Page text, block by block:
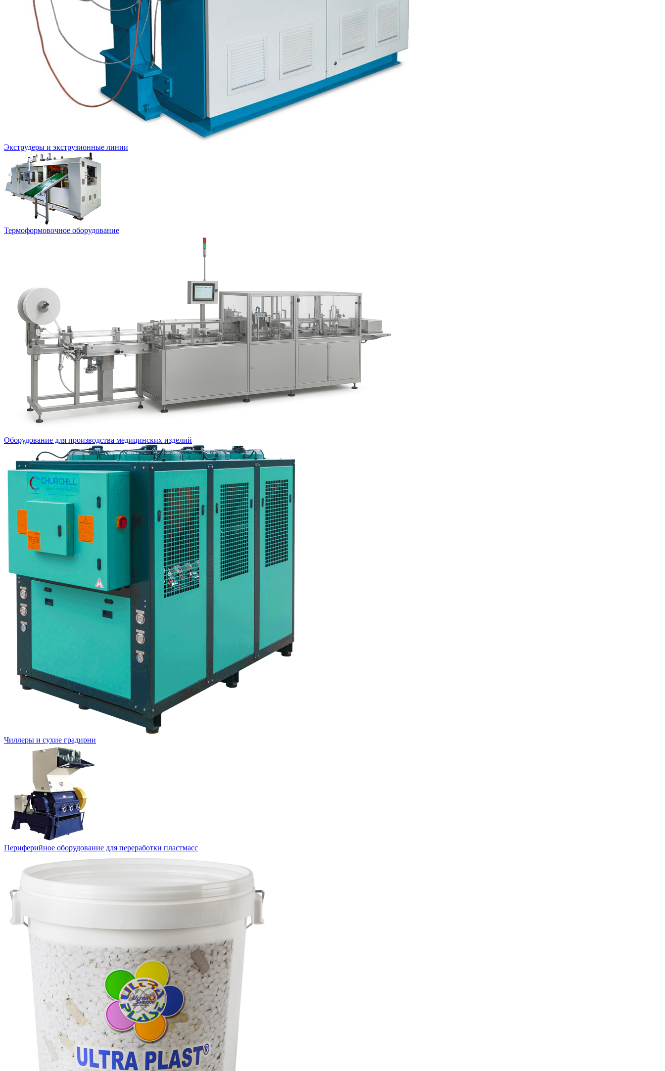
Экструдеры и экструзионные линии
Термоформовочное оборудование
Оборудование для производства медицинских изделий
Чиллеры и сухие градирни
Периферийное оборудование для переработки пластмасс